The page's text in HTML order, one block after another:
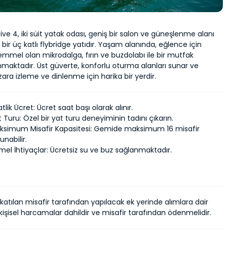
4, iki süit yatak odası, geniş bir salon ve güneşlenme alanı
bir üç katlı flybridge yatıdır. Yaşam alanında, eğlence için
olan mikrodalga, fırın ve buzdolabı ile bir mutfak
Üst güverte, konforlu oturma alanları sunar ve
izleme ve dinlenme için harika bir yerdir.
Ücret: Ücret saat başı olarak alınır.
Turu: Özel bir yat turu deneyiminin tadını çıkarın.
Misafir Kapasitesi: Gemide maksimum 16 misafir
İhtiyaçlar: Ücretsiz su ve buz sağlanmaktadır.
misafir tarafından yapılacak ek yerinde alımlara dair
harcamalar dahildir ve misafir tarafından ödenmelidir.